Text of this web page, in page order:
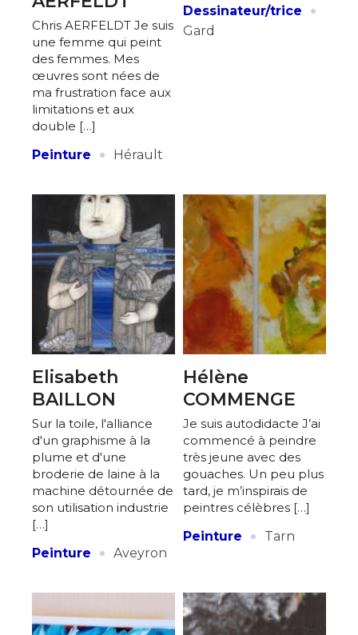
Chris AERFELDT Je suis
une femme qui peint
des femmes. Mes
œuvres sont nées de
ma frustration face aux
limitations et aux
double […]
Peinture
· Hérault
Dessinateur/trice ·
Gard
Elisabeth
BAILLON
Sur la toile, l'alliance
d'un graphisme à la
plume et d'une
broderie de laine à la
machine détournée de
son utilisation industrie
[…]
Peinture
· Aveyron
Hélène
COMMENGE
Je suis autodidacte J’ai
commencé à peindre
très jeune avec des
gouaches. Un peu plus
tard, je m’inspirais de
peintres célèbres […]
Peinture
· Tarn